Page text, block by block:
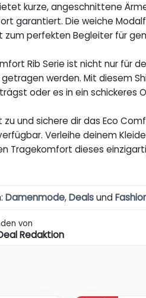
kurze, angeschnittene
garantiert. Die weiche
zum perfekten Begleiter für
Rib Serie ist nicht nur für
werden. Mit diesem
oder es in ein schickeres
und sichere dir das Eco
Verleihe deinem
Tragekomfort dieses
Damenmode,Dealsund
von
Redaktion